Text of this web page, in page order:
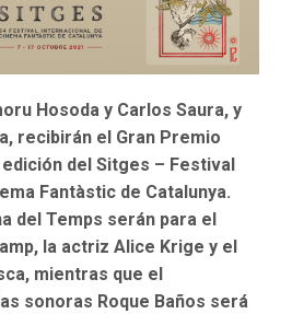
Hosoda y Carlos Saura, y
recibirán el Gran Premio
del Sitges – Festival
Fantàstic de Catalunya.
del Temps serán para el
la actriz Alice Krige y el
mientras que el
sonoras Roque Baños será